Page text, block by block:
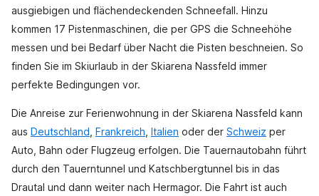
ausgiebigen und flächendeckenden Schneefall. Hinzu
kommen 17 Pistenmaschinen, die per GPS die Schneehöhe
messen und bei Bedarf über Nacht die Pisten beschneien. So
finden Sie im Skiurlaub in der Skiarena Nassfeld immer
perfekte Bedingungen vor.
Die Anreise zur Ferienwohnung in der Skiarena Nassfeld kann
aus Deutschland Frankreich Italien oder der Schweiz per
Auto, Bahn oder Flugzeug erfolgen. Die Tauernautobahn führt
durch den Tauerntunnel und Katschbergtunnel bis in das
Drautal und dann weiter nach Hermagor. Die Fahrt ist auch